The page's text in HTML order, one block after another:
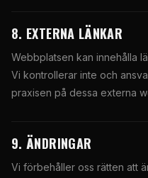
8. EXTERNA LÄNKAR
Webbplatsen kan innehålla
Vi kontrollerar inte och
praxisen på dessa externa
9. ÄNDRINGAR
Vi förbehåller oss rätten att